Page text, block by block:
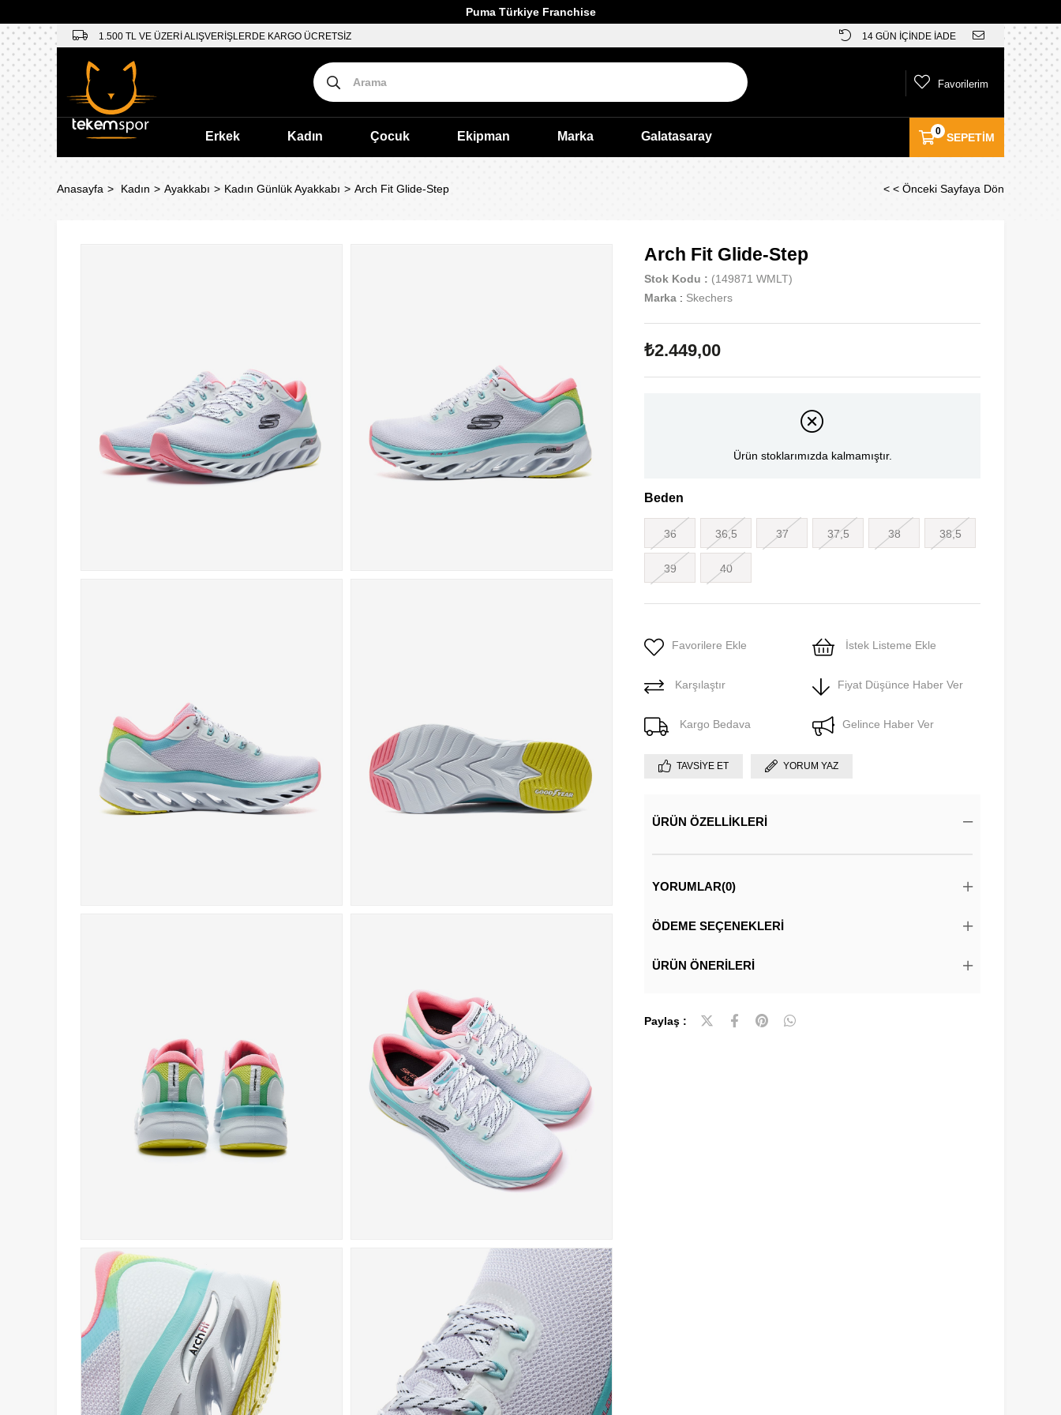
Puma Türkiye Franchise
1.500 TL VE ÜZERİ ALIŞVERİŞLERDE KARGO ÜCRETSİZ 14 GÜN İÇİNDE İADE
SEPETIM
0
Favorilerim
Erkek Kadın Çocuk Ekipman Marka Galatasaray
Anasayfa Kadın Ayakkabı Kadın Günlük Ayakkabı Arch Fit Glide-Step < < Önceki Sayfaya Dön
Arch Fit Glide-Step
Stok Kodu
(149871 WMLT)
Marka : Skechers
₺2.449,00
Ürün stoklarımızda kalmamıştır.
Beden
36 36,5 37 37,5 38 38,5
39 40
Favorilere Ekle İstek Listeme Ekle
Karşılaştır Fiyat Düşünce Haber Ver
Kargo Bedava Gelince Haber Ver
TAVSIYE ET YORUM YAZ
ÜRÜN ÖZELLIKLERI
YORUMLAR(0)
ÖDEME SEÇENEKLERI
ÜRÜN ÖNERILERI
Paylaş :